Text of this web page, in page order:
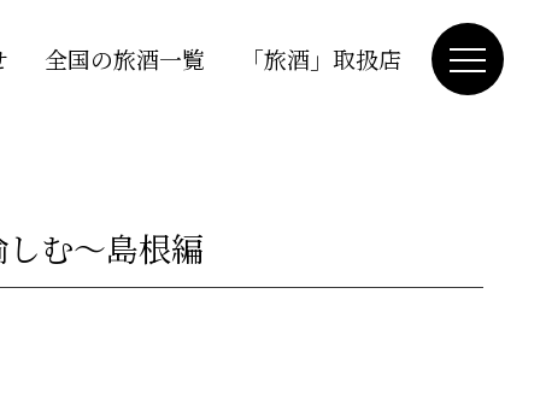
全国の旅酒一覧 「旅酒」取扱店
む～島根編